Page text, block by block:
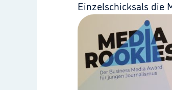
Einzelschicksals die